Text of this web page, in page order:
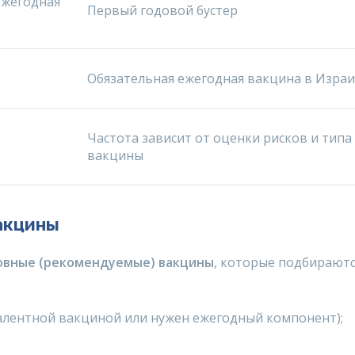
Первый годовой бустер
Обязательная ежегодная вакцина в
Частота зависит от оценки рисков и типа
вакцины
(рекомендуемые) вакцины, которые
вакциной или нужен ежегодный компонент);